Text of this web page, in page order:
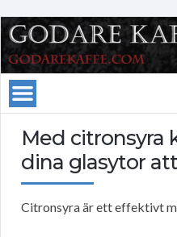
Med citronsyra
dina glasytor
Citronsyra är ett effektivt